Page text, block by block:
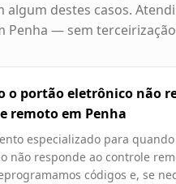
algum destes casos.
Penha — sem
o portão eletrônico não
remoto em Penha
especializado para
não responde ao controle
códigos e, se